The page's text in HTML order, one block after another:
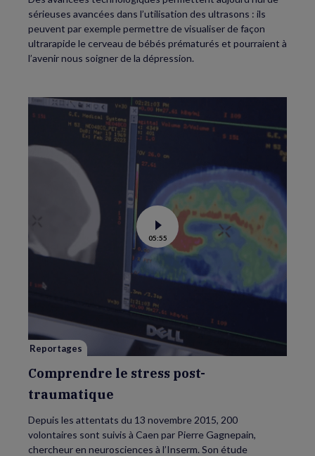
sérieuses avancées dans l’utilisation des ultrasons : ils
peuvent par exemple permettre de visualiser de façon
ultrarapide le cerveau de bébés prématurés et pourraient à
l’avenir nous soigner de la dépression.
Voir
la
vidéo
Comprendre
le
stress
post-
traumatique
05:55
Reportages
Comprendre le stress post-
traumatique
Depuis les attentats du 13 novembre 2015, 200
volontaires sont suivis à Caen par Pierre Gagnepain,
chercheur en neurosciences à l’Inserm. Son étude